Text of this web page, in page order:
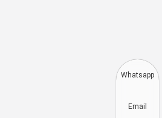
Vietnamese
Whatsapp
Email